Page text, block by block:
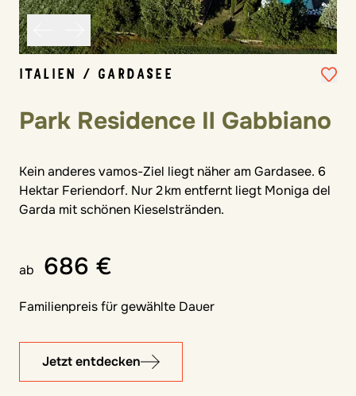
ITALIEN / GARDASEE
Park Residence Il Gabbiano
Kein anderes vamos-Ziel liegt näher am Gardasee. 6
Hektar Feriendorf. Nur 2 km entfernt liegt Moniga del
Garda mit schönen Kieselstränden.
ab 686 €
Familienpreis für gewählte Dauer
Jetzt entdecken